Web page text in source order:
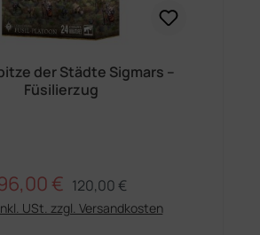
der Städte Sigmars –
Füsilierzug
€ Regulärer Preis:
120,00 €
USt. zzgl. Versandkosten